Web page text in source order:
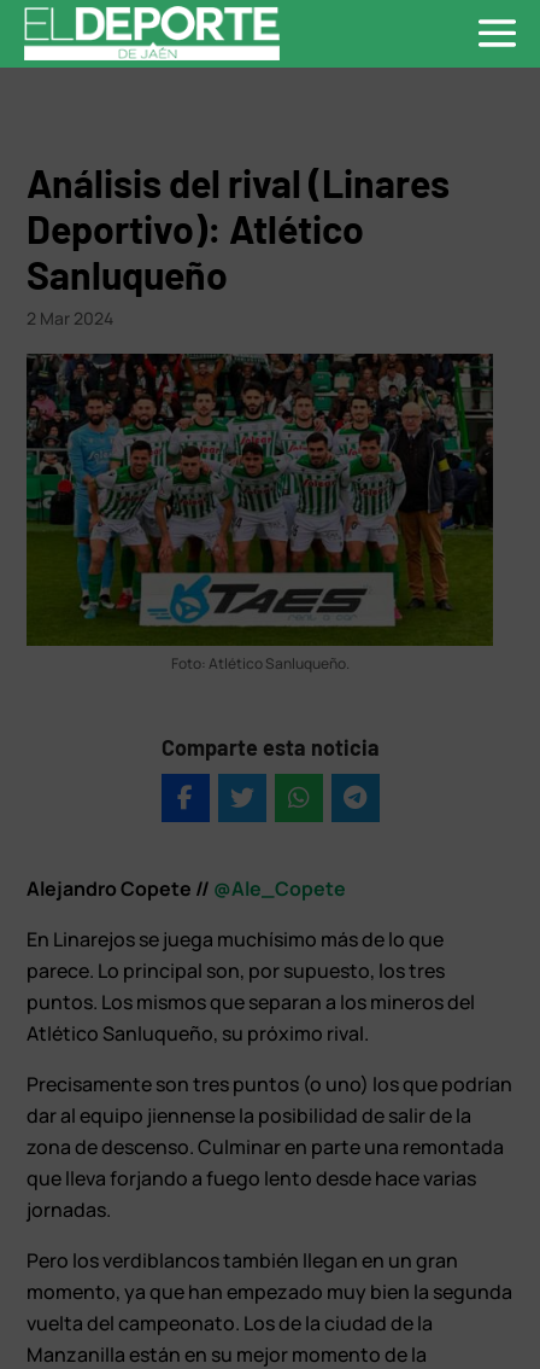
Análisis del rival (Linares
Deportivo): Atlético
Sanluqueño
2 Mar 2024
Foto: Atlético Sanluqueño.
Comparte esta noticia
Alejandro Copete // @Ale_Copete
En Linarejos se juega muchísimo más de lo que
parece. Lo principal son, por supuesto, los tres
puntos. Los mismos que separan a los mineros del
Atlético Sanluqueño, su próximo rival.
Precisamente son tres puntos (o uno) los que podrían
dar al equipo jiennense la posibilidad de salir de la
zona de descenso. Culminar en parte una remontada
que lleva forjando a fuego lento desde hace varias
jornadas.
Pero los verdiblancos también llegan en un gran
momento, ya que han empezado muy bien la segunda
vuelta del campeonato. Los de la ciudad de la
Manzanilla están en su mejor momento de la